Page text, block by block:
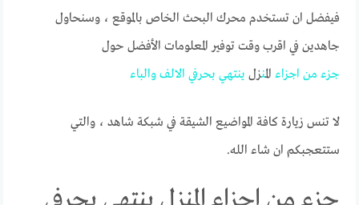
فيفضل ان تستخدم محرك البحث الخاص بالموقع ، وسنحاول
جاهدين في اقرب وقت توفير المعلومات الأفضل حول
جزء من اجزاء المنزل ينتهي بحرفي الالف والباء
لا تنس زيارة كافة المواضيع الشيقة في شبكة شاهد ، والتي
ستتعجبكم ان شاء الله.